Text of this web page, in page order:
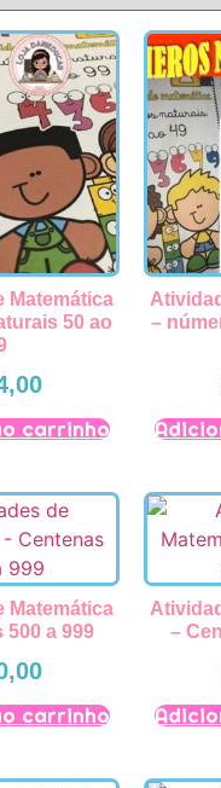
Matemática
50 ao
carrinho
–
Matemática
500 a 999
carrinho
–